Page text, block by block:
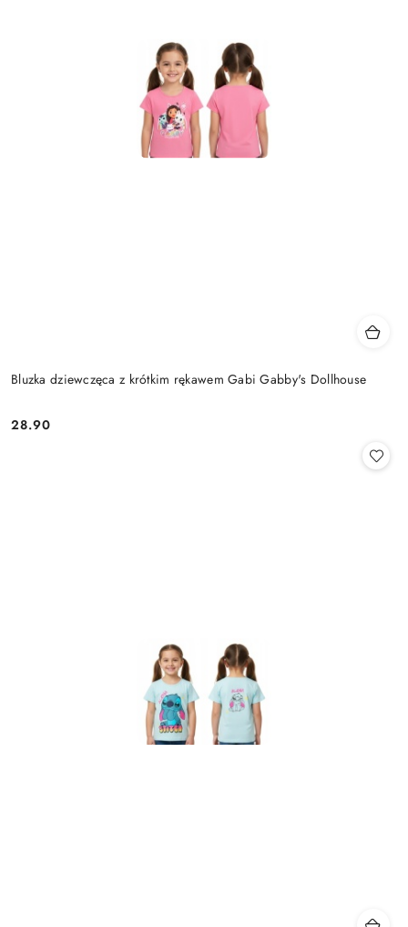
Bluzka dziewczęca z krótkim rękawem Gabi Gabby's Dollhouse
Cena:
28.90